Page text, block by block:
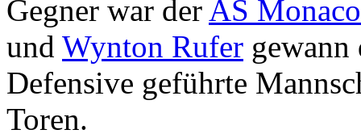
Gegner war der AS Monaco
und Wynton Rufer gewann
Defensive geführte
Toren.